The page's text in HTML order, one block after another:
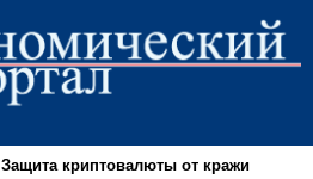
Защита криптовалюты от кражи